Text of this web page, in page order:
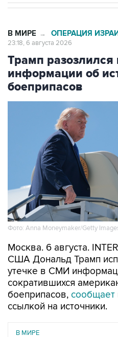
В МИРЕ → ОПЕРАЦИЯ
23:18, 6 августа 2026
Трамп разозлился
информации об
боеприпасов
Фото: Anna Moneymaker/Getty
Москва. 6 августа.
США Дональд Трамп
утечке в СМИ
сократившихся
боеприпасов, сообщает
ссылкой на источники.
В МИРЕ